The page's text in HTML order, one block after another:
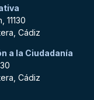
11130
Cádiz
a la Ciudadanía
Cádiz